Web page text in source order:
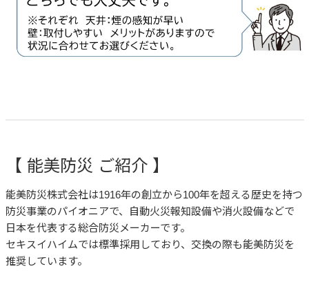
【 能美防災 ご紹介 】
能美防災株式会社は1916年の創立から100年を超える歴史を持つ
防災事業のパイオニアで、自動火災報知設備や消火設備などで
日本を代表する総合防災メーカーです。
セキスイハイムでは標準採用しており、交換の際も能美防災を
推奨しています。